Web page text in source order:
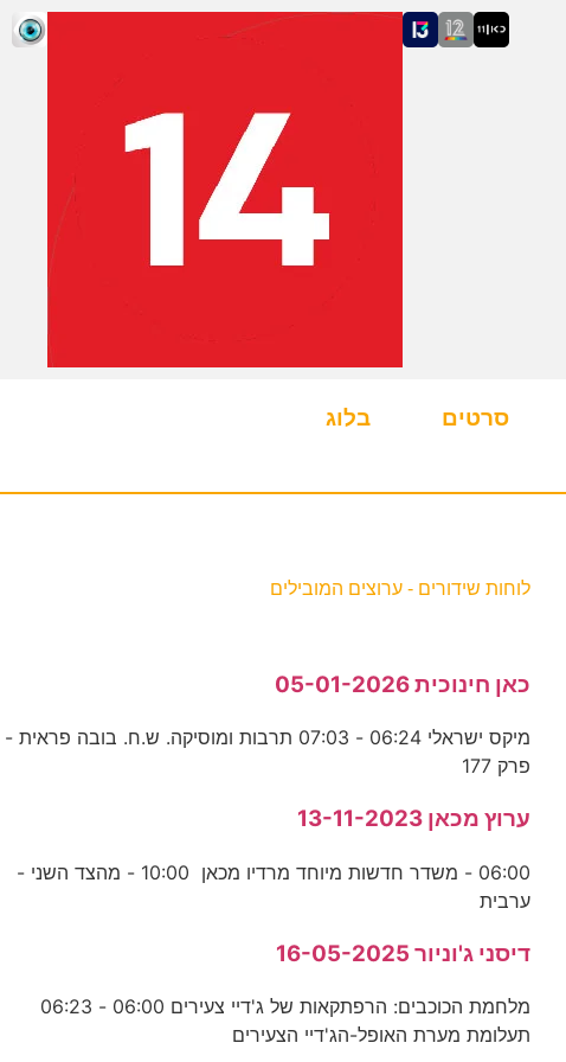
סרטים בלוג
לוחות שידורים - ערוצים המובילים
כאן חינוכית 05-01-2026
מיקס ישראלי 06:24 - 07:03 תרבות ומוסיקה. ש.ח. בובה פראית -
פרק 177
ערוץ מכאן 13-11-2023
06:00 - משדר חדשות מיוחד מרדיו מכאן 10:00 - מהצד השני -
ערבית
דיסני ג'וניור 16-05-2025
מלחמת הכוכבים: הרפתקאות של ג'דיי צעירים 06:00 - 06:23
תעלומת מערת האופל-הג'דיי הצעירים